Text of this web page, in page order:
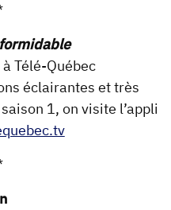
Télé-Québec
éclairantes et très
1, on visite l’appli